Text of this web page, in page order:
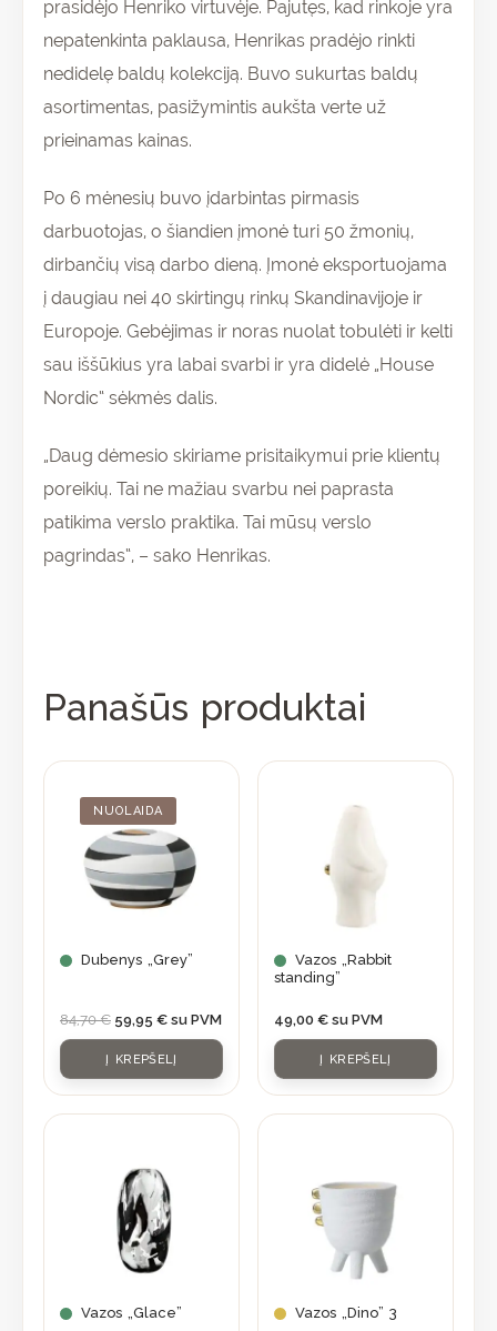
prasidėjo Henriko virtuvėje. Pajutęs, kad rinkoje yra
nepatenkinta paklausa, Henrikas pradėjo rinkti
nedidelę baldų kolekciją. Buvo sukurtas baldų
asortimentas, pasižymintis aukšta verte už
prieinamas kainas.
Po 6 mėnesių buvo įdarbintas pirmasis
darbuotojas, o šiandien įmonė turi 50 žmonių,
dirbančių visą darbo dieną. Įmonė eksportuojama
į daugiau nei 40 skirtingų rinkų Skandinavijoje ir
Europoje. Gebėjimas ir noras nuolat tobulėti ir kelti
sau iššūkius yra labai svarbi ir yra didelė „House
Nordic“ sėkmės dalis.
„Daug dėmesio skiriame prisitaikymui prie klientų
poreikių. Tai ne mažiau svarbu nei paprasta
patikima verslo praktika. Tai mūsų verslo
pagrindas“, – sako Henrikas.
Panašūs produktai
NUOLAIDA
Dubenys „Grey”
84,70€
was:
84,70 €.
59,95 €
is:
59,95 €.
su PVM
Į KREPŠELĮ
Vazos „Rabbit
standing”
49,00 € su PVM
Į KREPŠELĮ
Vazos „Glace” Vazos „Dino” 3